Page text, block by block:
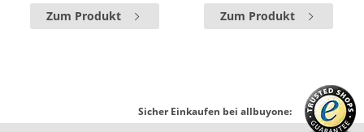
Zum Produkt Zum Produkt
Sicher Einkaufen bei allbuyone: